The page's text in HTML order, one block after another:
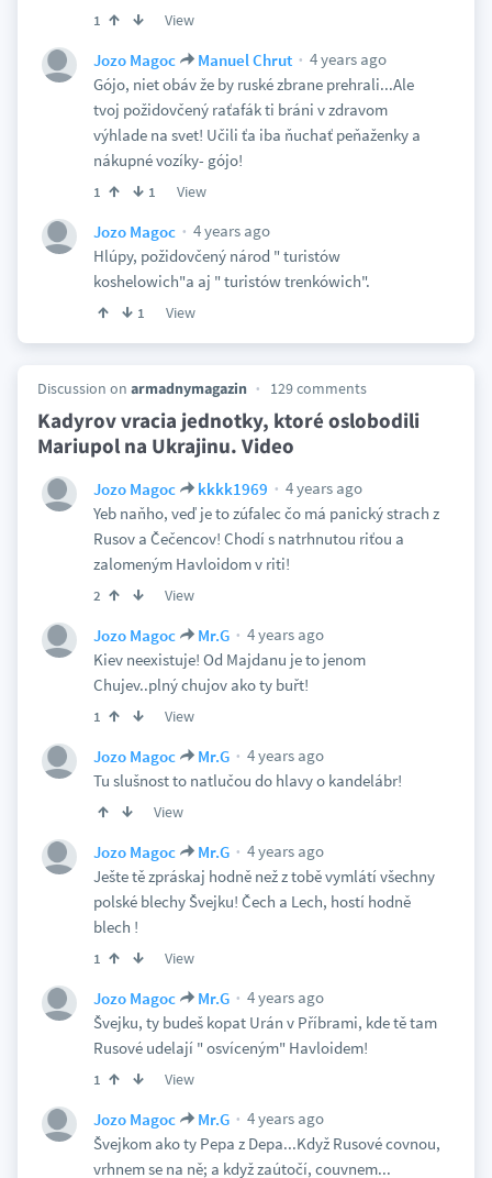
1 View
Jozo Magoc Manuel Chrut
4 years ago
Gójo, niet obáv že by ruské zbrane prehrali...Ale
tvoj požidovčený raťafák ti bráni v zdravom
výhlade na svet! Učili ťa iba ňuchať peňaženky a
nákupné vozíky- gójo!
1 1 View
Jozo Magoc
4 years ago
Hlúpy, požidovčený národ " turistów
koshelowich"a aj " turistów trenkówich".
1 View
Discussion on armadnymagazin 129 comments
Kadyrov vracia jednotky, ktoré oslobodili
Mariupol na Ukrajinu. Video
Jozo Magoc kkkk1969
4 years ago
Yeb naňho, veď je to zúfalec čo má panický strach z
Rusov a Čečencov! Chodí s natrhnutou riťou a
zalomeným Havloidom v riti!
2 View
Jozo Magoc Mr.G
4 years ago
Kiev neexistuje! Od Majdanu je to jenom
Chujev..plný chujov ako ty buřt!
1 View
Jozo Magoc Mr.G
4 years ago
Tu slušnost to natlučou do hlavy o kandelábr!
View
Jozo Magoc Mr.G
4 years ago
Ješte tě zpráskaj hodně než z tobě vymlátí všechny
polské blechy Švejku! Čech a Lech, hostí hodně
blech !
1 View
Jozo Magoc Mr.G
4 years ago
Švejku, ty budeš kopat Urán v Příbrami, kde tě tam
Rusové udelají " osvíceným" Havloidem!
1 View
Jozo Magoc Mr.G
4 years ago
Švejkom ako ty Pepa z Depa...Když Rusové covnou,
vrhnem se na ně; a když zaútočí, couvnem...